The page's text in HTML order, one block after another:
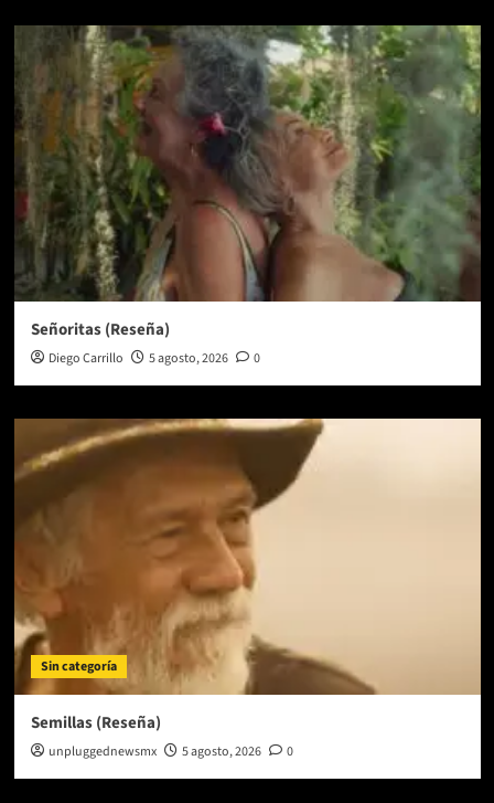
Señoritas (Reseña)
Diego Carrillo 5 agosto, 2026 0
Sin categoría
Semillas (Reseña)
unpluggednewsmx 5 agosto, 2026 0